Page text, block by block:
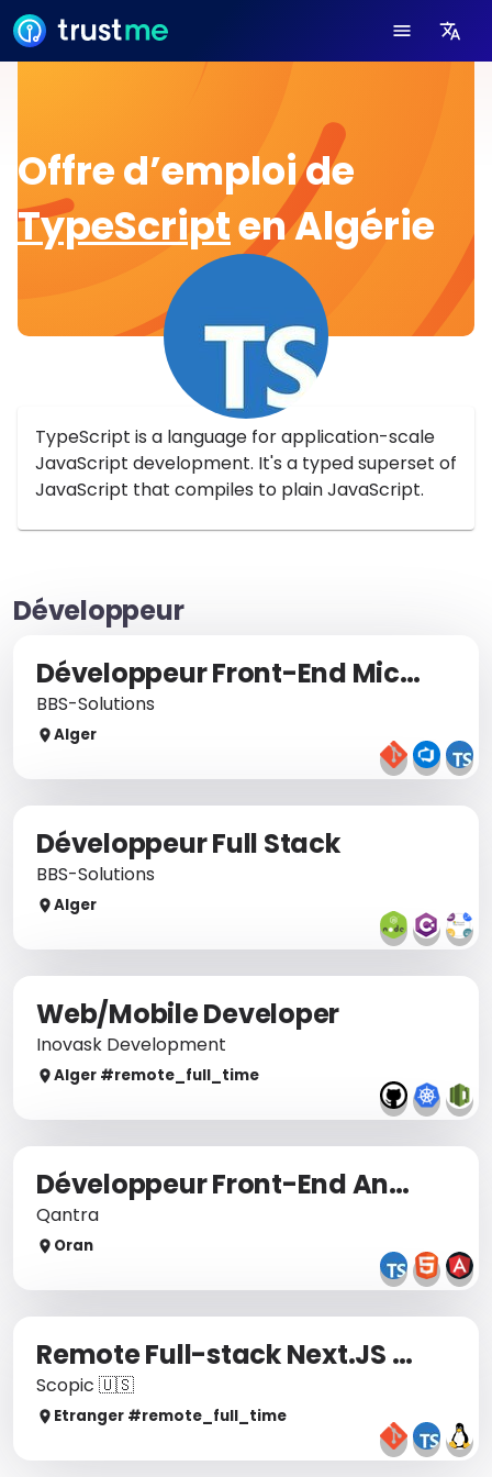
Offre d’emploi de
TypeScripten Algérie
TypeScript is a language for application-scale
JavaScript development. It's a typed superset of
JavaScript that compiles to plain JavaScript.
Développeur
Développeur Front-End Microsoft 365
BBS-Solutions
Alger
Développeur Full Stack
BBS-Solutions
Alger
Web/Mobile Developer
Inovask Development
Alger #remote_ full_time
Développeur Front-End Angular
Qantra
Oran
Remote Full-stack Next.JS Developer
Scopic 🇺🇸
Etranger #remote_ full_time